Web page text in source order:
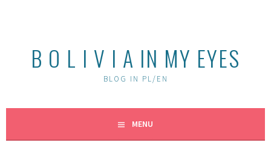
B O L I V I A IN MY EYES
BLOG IN PL/EN
MENU